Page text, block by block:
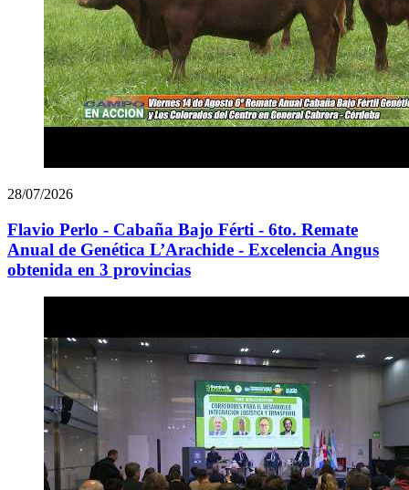
28/07/2026
Flavio Perlo - Cabaña Bajo Férti - 6to. Remate
Anual de Genética L’Arachide - Excelencia Angus
obtenida en 3 provincias